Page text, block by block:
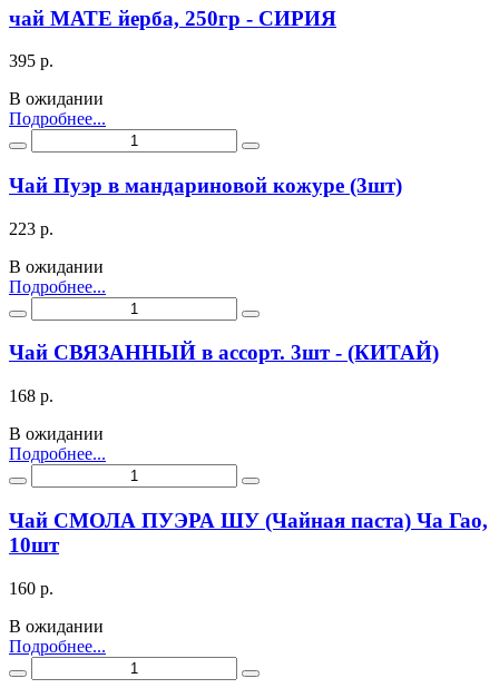
чай МАТЕ йерба, 250гр - СИРИЯ
395 р.
В ожидании
Подробнее...
Чай Пуэр в мандариновой кожуре (3шт)
223 р.
В ожидании
Подробнее...
Чай СВЯЗАННЫЙ в ассорт. 3шт - (КИТАЙ)
168 р.
В ожидании
Подробнее...
Чай СМОЛА ПУЭРА ШУ (Чайная паста) Ча Гао,
10шт
160 р.
В ожидании
Подробнее...